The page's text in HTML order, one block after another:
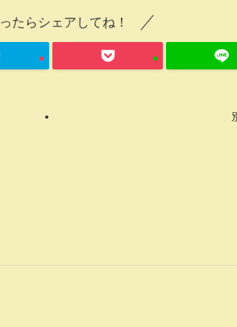
たらシェアしてね！